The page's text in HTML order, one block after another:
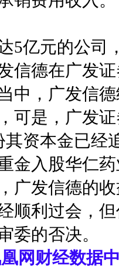
5亿元的公司
信德在广发
中，广发信
可是，广发
其资本金已经
金入股华仁
广发信德的
顺利过会，
委的否决。
网财经数据